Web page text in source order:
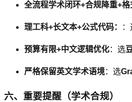
全流程学术闭环+合规降重+格
理工科+长文本+公式代码：
预算有限+中文逻辑优化：选
严格保留英文学术语境：选
六、重要提醒（学术合规）